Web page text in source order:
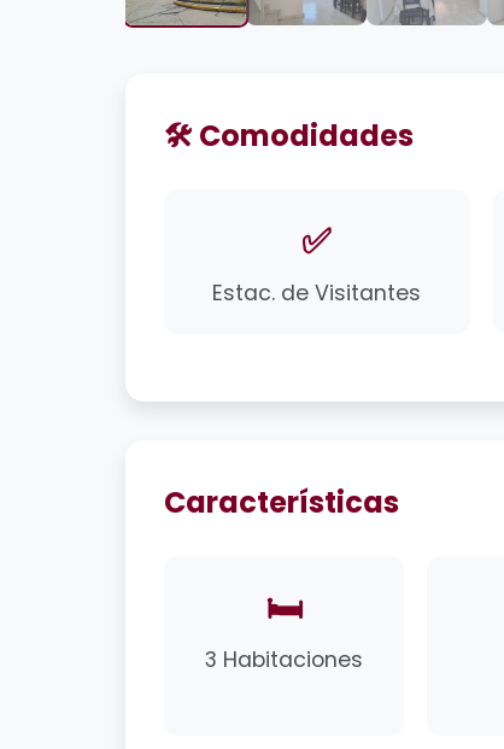
🛠️ Comodidades
✅
Estac. de Visitantes
Características
🛏️
3 Habitaciones